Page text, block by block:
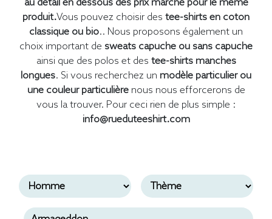
au détail en dessous des prix marché pour le même
produit.Vous pouvez choisir des tee-shirts en coton
classique ou bio.. Nous proposons également un
choix important de sweats capuche ou sans capuche
ainsi que des polos et des tee-shirts manches
longues. Si vous recherchez un modèle particulier ou
une couleur particulièrenous nous efforcerons de
vous la trouver. Pour ceci rien de plus simple :
info@rueduteeshirt.com